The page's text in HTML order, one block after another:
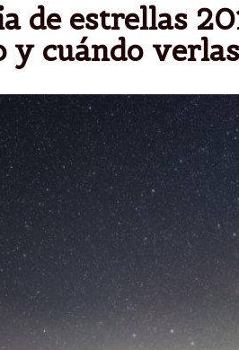
de estrellas
y cuándo verlas